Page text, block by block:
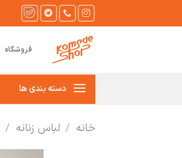
فروشگاه
دسته بندی ها
خانه / لباس زنانه /